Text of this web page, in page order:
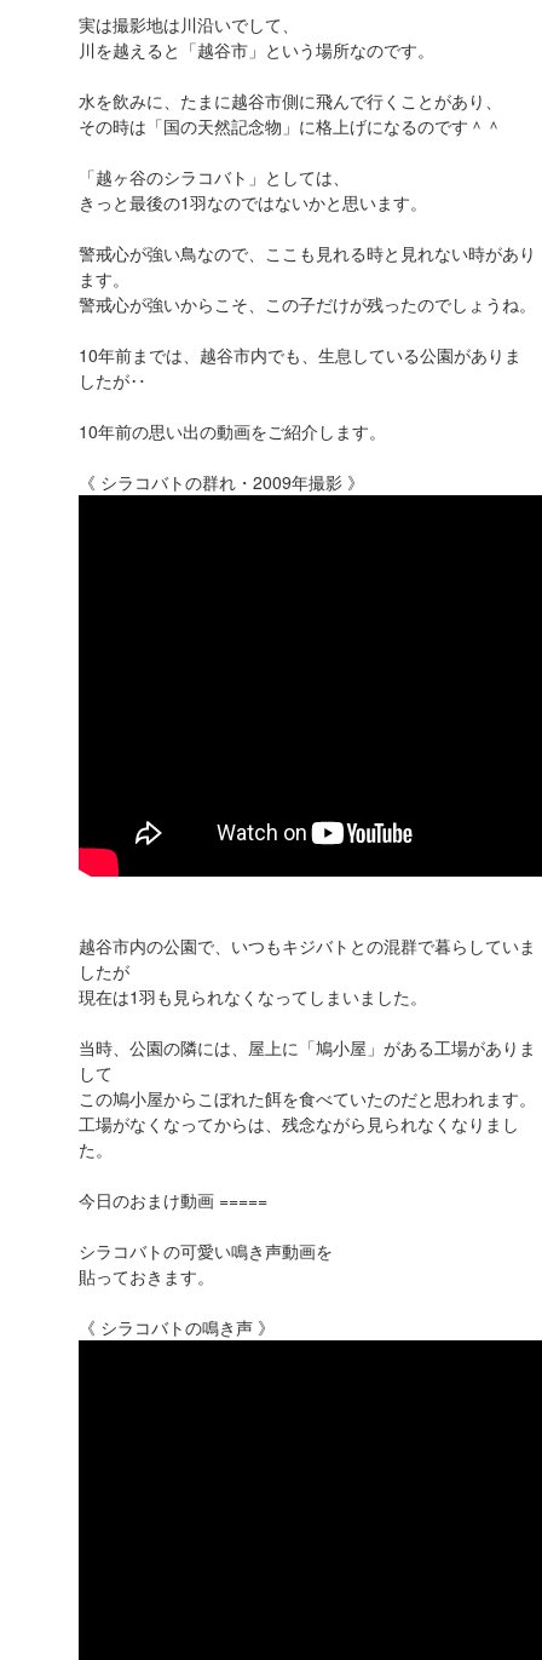
実は撮影地は川沿いでして、
川を越えると「越谷市」という場所なのです。
水を飲みに、たまに越谷市側に飛んで行くことがあり、
その時は「国の天然記念物」に格上げになるのです＾＾
「越ヶ谷のシラコバト」としては、
きっと最後の1羽なのではないかと思います。
警戒心が強い鳥なので、ここも見れる時と見れない時があり
ます。
警戒心が強いからこそ、この子だけが残ったのでしょうね。
10年前までは、越谷市内でも、生息している公園がありま
したが‥
10年前の思い出の動画をご紹介します。
《 シラコバトの群れ・2009年撮影 》
越谷市内の公園で、いつもキジバトとの混群で暮らしていま
したが
現在は1羽も見られなくなってしまいました。
当時、公園の隣には、屋上に「鳩小屋」がある工場がありま
して
この鳩小屋からこぼれた餌を食べていたのだと思われます。
工場がなくなってからは、残念ながら見られなくなりまし
た。
今日のおまけ動画 =====
シラコバトの可愛い鳴き声動画を
貼っておきます。
《 シラコバトの鳴き声 》